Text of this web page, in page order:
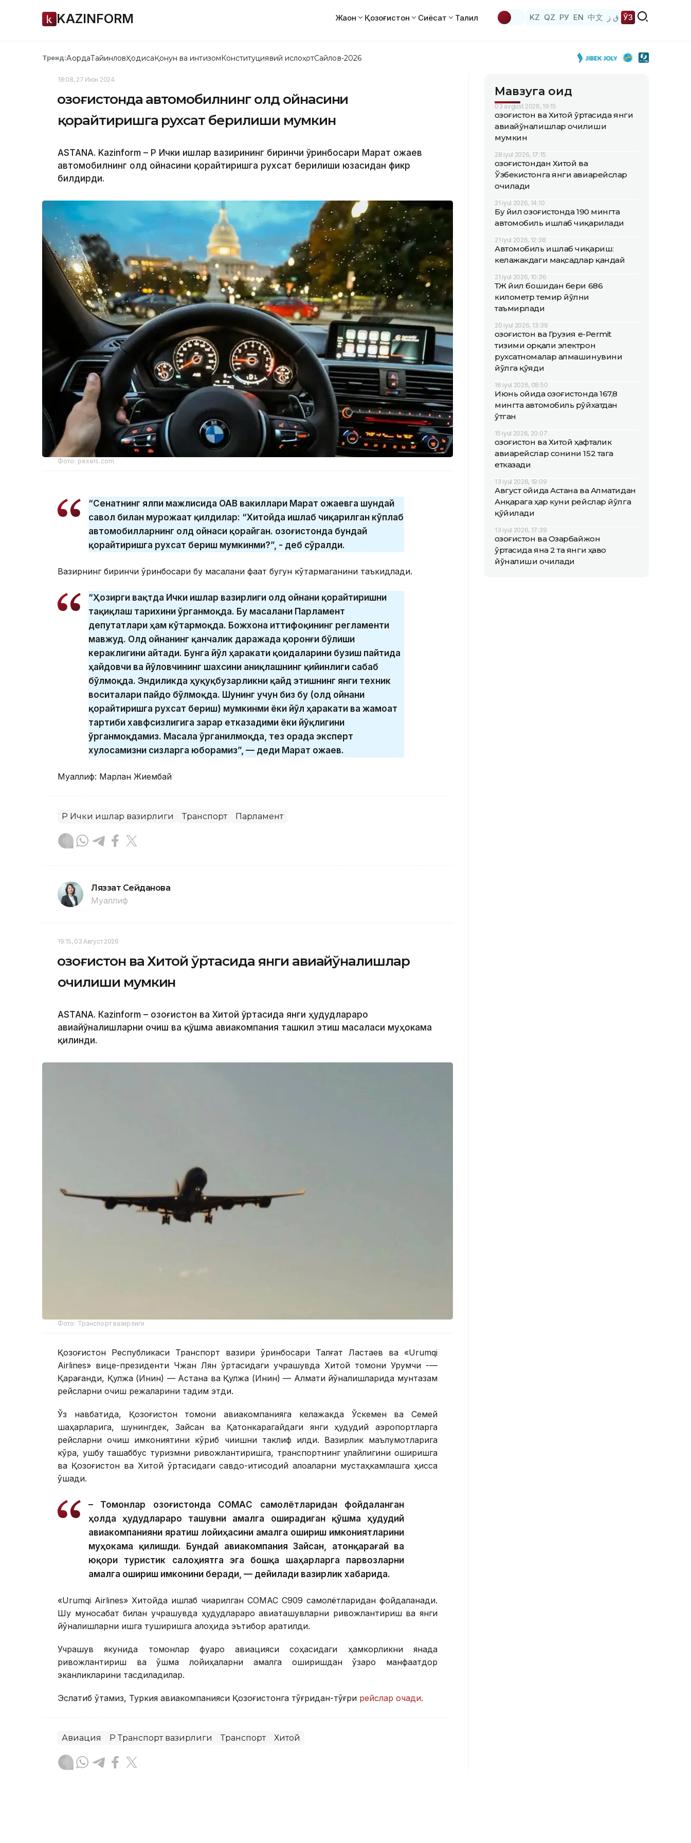
KAZINFORM Жаҳон Қозоғистон Сиёсат Таҳлил KZ QZ РУ EN 中文 ق ز ЎЗ
Тренд:АқордаТайинловҲодисаҚонун ва интизомКонституциявий ислоҳотСайлов-2026
18:08, 27 Июн 2024
Қозоғистонда автомобилнинг олд ойнасини
қорайтиришга рухсат берилиши мумкин
ASTANA. Kazinform – ҚР Ички ишлар вазирининг биринчи ўринбосари Марат Қожаев
автомобилнинг олд ойнасини қорайтиришга рухсат берилиши юзасидан фикр
билдирди.
Фото: pexels.com
“Сенатнинг ялпи мажлисида ОАВ вакиллари Марат Қожаевга шундай
савол билан мурожаат қилдилар: “Хитойда ишлаб чиқарилган кўплаб
автомобилларнинг олд ойнаси қорайган. Қозоғистонда бундай
қорайтиришга рухсат бериш мумкинми?”, - деб сўралди.
Вазирнинг биринчи ўринбосари бу масалани фақат бугун кўтармаганини таъкидлади.
“Ҳозирги вақтда Ички ишлар вазирлиги олд ойнани қорайтиришни
тақиқлаш тарихини ўрганмоқда. Бу масалани Парламент
депутатлари ҳам кўтармоқда. Божхона иттифоқининг регламенти
мавжуд. Олд ойнанинг қанчалик даражада қоронғи бўлиши
кераклигини айтади. Бунга йўл ҳаракати қоидаларини бузиш пайтида
ҳайдовчи ва йўловчининг шахсини аниқлашнинг қийинлиги сабаб
бўлмоқда. Эндиликда ҳуқуқбузарликни қайд этишнинг янги техник
воситалари пайдо бўлмоқда. Шунинг учун биз бу (олд ойнани
қорайтиришга рухсат бериш) мумкинми ёки йўл ҳаракати ва жамоат
тартиби хавфсизлигига зарар етказадими ёки йўқлигини
ўрганмоқдамиз. Масала ўрганилмоқда, тез орада эксперт
хулосамизни сизларга юборамиз”, — деди Марат Қожаев.
Муаллиф: Марлан Жиембай
ҚР Ички ишлар вазирлиги Транспорт Парламент
Ляззат Сейданова
Муаллиф
19:15, 03 Август 2026
Қозоғистон ва Хитой ўртасида янги авиайўналишлар
очилиши мумкин
ASTANА. Кazinform – Қозоғистон ва Хитой ўртасида янги ҳудудлараро
авиайўналишларни очиш ва қўшма авиакомпания ташкил этиш масаласи муҳокама
қилинди.
Фото: Транспорт вазирлиги
Қозоғистон Республикаси Транспорт вазири ўринбосари Талғат Ластаев ва «Urumqi
Airlines» вице-президенти Чжан Лян ўртасидаги учрашувда Хитой томони Урумчи -—
Қарағанди, Қулжа (Инин) — Астана ва Қулжа (Инин) — Алмати йўналишларида мунтазам
рейсларни очиш режаларини тақдим этди.
Ўз навбатида, Қозоғистон томони авиакомпанияга келажакда Ўскемен ва Семей
шаҳарларига, шунингдек, Зайсан ва Қатонкарагайдаги янги ҳудудий аэропортларга
рейсларни очиш имкониятини кўриб чиқишни таклиф қилди. Вазирлик маълумотларига
кўра, ушбу ташаббус туризмни ривожлантиришга, транспортнинг қулайлигини оширишга
ва Қозоғистон ва Хитой ўртасидаги савдо-иқтисодий алоқаларни мустаҳкамлашга ҳисса
қўшади.
– Томонлар Қозоғистонда CОМАC самолётларидан фойдаланган
ҳолда ҳудудлараро ташувни амалга оширадиган қўшма ҳудудий
авиакомпанияни яратиш лойиҳасини амалга ошириш имкониятларини
муҳокама қилишди. Бундай авиакомпания Зайсан, Қатонқарағай ва
юқори туристик салоҳиятга эга бошқа шаҳарларга парвозларни
амалга ошириш имконини беради, — дейилади вазирлик хабарида.
«Urumqi Airlines» Хитойда ишлаб чиқарилган COMAC C909 самолётларидан фойдаланади.
Шу муносабат билан учрашувда ҳудудлараро авиаташувларни ривожлантириш ва янги
йўналишларни ишга туширишга алоҳида эътибор қаратилди.
Учрашув якунида томонлар фуқаро авиацияси соҳасидаги ҳамкорликни янада
ривожлантириш ва қўшма лойиҳаларни амалга оширишдан ўзаро манфаатдор
эканликларини тасдиқладилар.
Эслатиб ўтамиз, Туркия авиакомпанияси Қозоғистонга тўғридан-тўғри рейслар очади.
Авиация ҚР Транспорт вазирлиги Транспорт Хитой
Мавзуга оид
03 avgust 2026, 19:15
Қозоғистон ва Хитой ўртасида янги
авиайўналишлар очилиши
мумкин
28 iyul 2026, 17:15
Қозоғистондан Хитой ва
Ўзбекистонга янги авиарейслар
очилади
21 iyul 2026, 14:10
Бу йил Қозоғистонда 190 мингта
автомобиль ишлаб чиқарилади
21 iyul 2026, 12:38
Автомобиль ишлаб чиқариш:
келажакдаги мақсадлар қандай
21 iyul 2026, 10:36
ҚТЖ йил бошидан бери 686
километр темир йўлни
таъмирлади
20 iyul 2026, 13:39
Қозоғистон ва Грузия e-Permit
тизими орқали электрон
рухсатномалар алмашинувини
йўлга қўяди
16 iyul 2026, 08:50
Июнь ойида Қозоғистонда 167,8
мингта автомобиль рўйхатдан
ўтган
15 iyul 2026, 20:07
Қозоғистон ва Хитой ҳафталик
авиарейслар сонини 152 тага
етказади
13 iyul 2026, 19:09
Август ойида Астана ва Алматидан
Анқарага ҳар куни рейслар йўлга
қўйилади
13 iyul 2026, 17:39
Қозоғистон ва Озарбайжон
ўртасида яна 2 та янги ҳаво
йўналиши очилади